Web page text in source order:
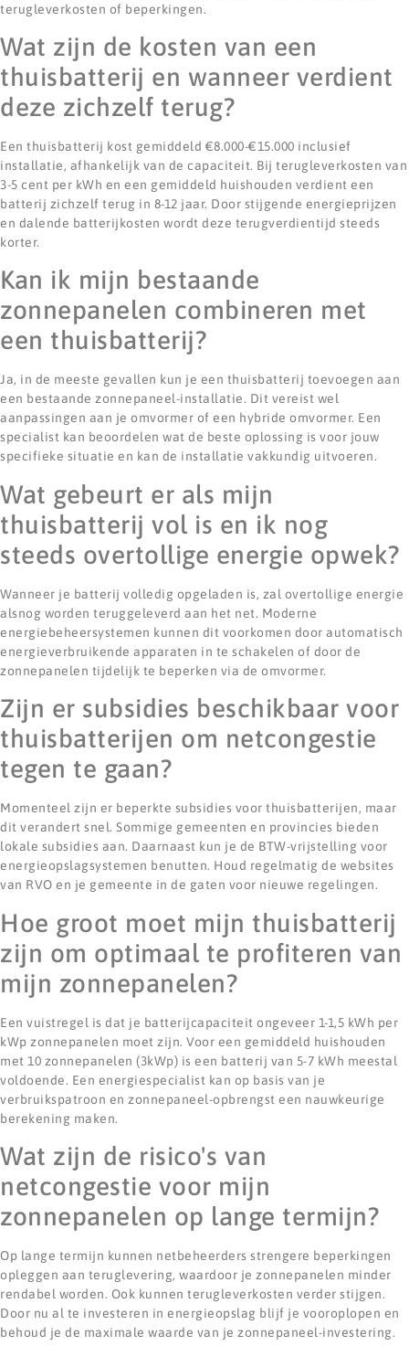
terugleverkosten of beperkingen.
Wat zijn de kosten van een
thuisbatterij en wanneer verdient
deze zichzelf terug?
Een thuisbatterij kost gemiddeld €8.000-€15.000 inclusief
installatie, afhankelijk van de capaciteit. Bij terugleverkosten van
3-5 cent per kWh en een gemiddeld huishouden verdient een
batterij zichzelf terug in 8-12 jaar. Door stijgende energieprijzen
en dalende batterijkosten wordt deze terugverdientijd steeds
korter.
Kan ik mijn bestaande
zonnepanelen combineren met
een thuisbatterij?
Ja, in de meeste gevallen kun je een thuisbatterij toevoegen aan
een bestaande zonnepaneel-installatie. Dit vereist wel
aanpassingen aan je omvormer of een hybride omvormer. Een
specialist kan beoordelen wat de beste oplossing is voor jouw
specifieke situatie en kan de installatie vakkundig uitvoeren.
Wat gebeurt er als mijn
thuisbatterij vol is en ik nog
steeds overtollige energie opwek?
Wanneer je batterij volledig opgeladen is, zal overtollige energie
alsnog worden teruggeleverd aan het net. Moderne
energiebeheersystemen kunnen dit voorkomen door automatisch
energieverbruikende apparaten in te schakelen of door de
zonnepanelen tijdelijk te beperken via de omvormer.
Zijn er subsidies beschikbaar voor
thuisbatterijen om netcongestie
tegen te gaan?
Momenteel zijn er beperkte subsidies voor thuisbatterijen, maar
dit verandert snel. Sommige gemeenten en provincies bieden
lokale subsidies aan. Daarnaast kun je de BTW-vrijstelling voor
energieopslagsystemen benutten. Houd regelmatig de websites
van RVO en je gemeente in de gaten voor nieuwe regelingen.
Hoe groot moet mijn thuisbatterij
zijn om optimaal te profiteren van
mijn zonnepanelen?
Een vuistregel is dat je batterijcapaciteit ongeveer 1-1,5 kWh per
kWp zonnepanelen moet zijn. Voor een gemiddeld huishouden
met 10 zonnepanelen (3kWp) is een batterij van 5-7 kWh meestal
voldoende. Een energiespecialist kan op basis van je
verbruikspatroon en zonnepaneel-opbrengst een nauwkeurige
berekening maken.
Wat zijn de risico's van
netcongestie voor mijn
zonnepanelen op lange termijn?
Op lange termijn kunnen netbeheerders strengere beperkingen
opleggen aan teruglevering, waardoor je zonnepanelen minder
rendabel worden. Ook kunnen terugleverkosten verder stijgen.
Door nu al te investeren in energieopslag blijf je vooroplopen en
behoud je de maximale waarde van je zonnepaneel-investering.